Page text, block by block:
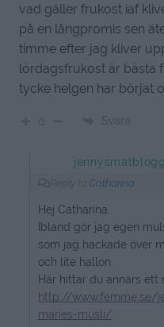
vad gäller frukost iaf
på en långpromis sen
timme efter jag kliver
lördagsfrukost är bästa
tycke helgen har börjat
Svara
jennysmatblogg
Catharina
Hej Catharina,
Ibland gör jag egen
som jag hackade över
och lite hallon.
Här hittar du annars ett
http://www.femme.se/
maries-musli/